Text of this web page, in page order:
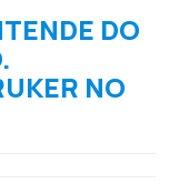
DO
NO